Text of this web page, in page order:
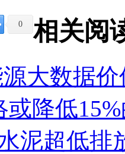
0 相关阅
大数据
或降低
泥超低排